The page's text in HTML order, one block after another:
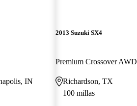
IN
2013 Suzuki SX4
Premium Crossover AWD
Richardson, TX
100 millas